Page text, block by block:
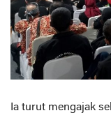
Ia turut mengajak